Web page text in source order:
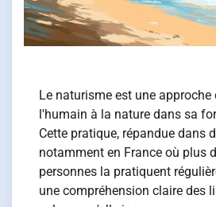
Le naturisme est une
l'humain à la nature dans sa
Cette pratique, répandue dans
notamment en France où plus
personnes la pratiquent
une compréhension claire des